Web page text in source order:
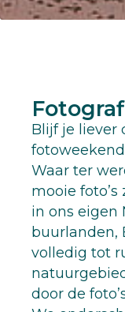
Blijf je liever
Waar ter
mooie
in ons eigen
buurlanden,
volledig tot
door de